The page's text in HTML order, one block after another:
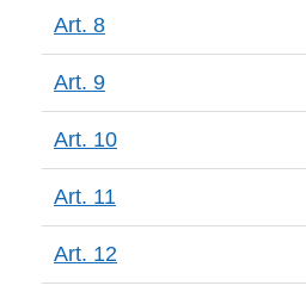
Art. 8
Art. 9
Art. 10
Art. 11
Art. 12